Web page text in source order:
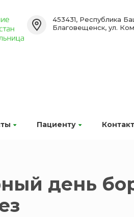
Пациенту
453431, Республика
Благовещенск, ул.
день